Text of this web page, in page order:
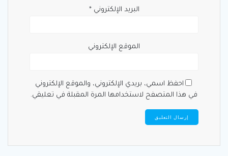
البريد الإلكتروني*
الموقع الإلكتروني
احفظ اسمي، بريدي الإلكتروني، والموقع الإلكتروني
في هذا المتصفح لاستخدامها المرة المقبلة في تعليقي.